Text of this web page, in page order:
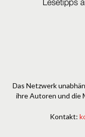
Das Netzwerk
ihre Autoren und die
Kontakt: